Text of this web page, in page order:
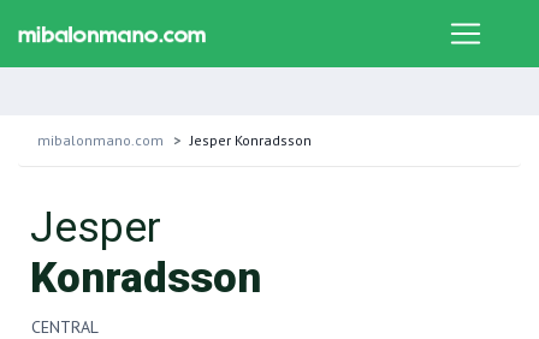
mibalonmano.com Jesper Konradsson
Jesper
Konradsson
CENTRAL